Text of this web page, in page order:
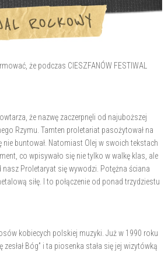
że podczas CIESZFANÓW FESTIWAL
że nazwę zaczerpnęli od najuboższej
Rzymu. Tamten proletariat pasożytował na
nie buntował. Natomiast Olej w swoich tekstach
co wpisywało się nie tylko w walkę klas, ale
nasz Proletaryat się wywodzi. Potężna ściana
siłę. I to połączenie od ponad trzydziestu
kobiecych polskiej muzyki. Już w 1990 roku
zesłał Bóg” i ta piosenka stała się jej wizytówką